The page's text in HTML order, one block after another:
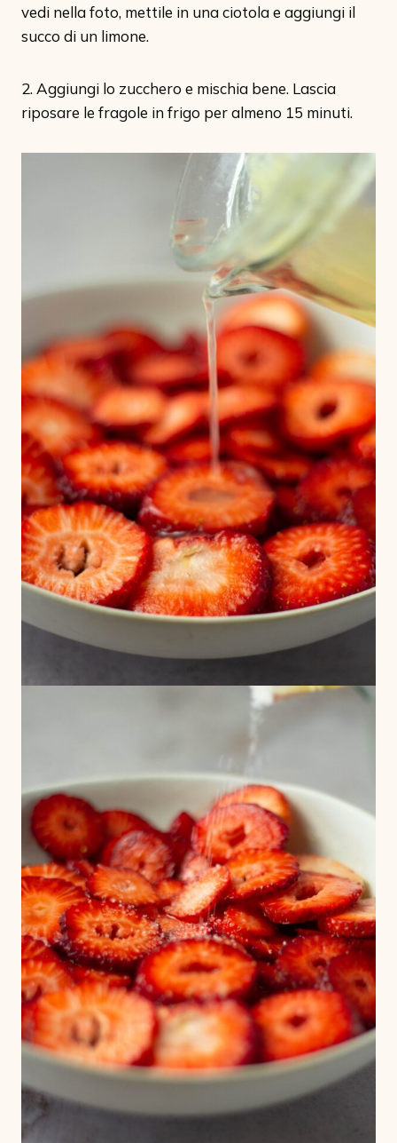
vedi nella foto, mettile in una ciotola e aggiungi il
succo di un limone.
2. Aggiungi lo zucchero e mischia bene. Lascia
riposare le fragole in frigo per almeno 15 minuti.